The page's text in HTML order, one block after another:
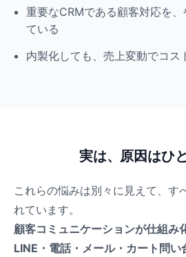
重要なCRMである顧客対応を
ている
内製化しても、売上変動でコス
実は、原因はひ
これらの悩みは別々に見えて、す
れています。
顧客コミュニケーションが仕組み
LINE・電話・メール・カート問い